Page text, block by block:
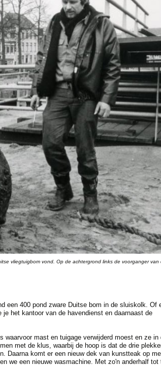
vliegtuigbom vond. Op de achtergrond links de voorganger van
een 400 pond zware Duitse bom in de sluiskolk. Of
het kantoor van de havendienst en daarnaast de
waarvoor mast en tuigage verwijderd moest en ze in
met de klus, waarbij de hoop is dat de drie
Daarna komt er een nieuw dek van kunstteak op
we een nieuwe wasmachine. Met zo'n anderhalf tot